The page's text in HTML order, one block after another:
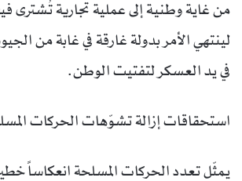
من غاية وطنية إلى عملية تجارية تُشترى
لينتهي الأمر بدولة غارقة في غابة من
في يد العسكر لتفتيت الوطن.
استحقاقات إزالة تشوّهات الحركات
يمثّل تعدد الحركات المسلحة انعكاساً